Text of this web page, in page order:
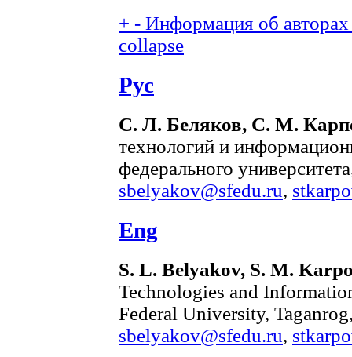
+ - Информация об
collapse
Рус
С. Л. Беляков, С. М.
технологий и
федерального
sbelyakov@sfedu.ru,
Eng
S. L. Belyakov, S. М.
Technologies and
Federal University,
sbelyakov@sfedu.ru,